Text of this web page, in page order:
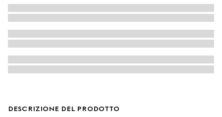
DESCRIZIONE DEL PRODOTTO